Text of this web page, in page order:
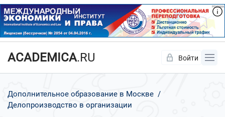
ACADEMICA.RU Войти
Дополнительное образование в Москве
Делопроизводство в организации
Да Нет